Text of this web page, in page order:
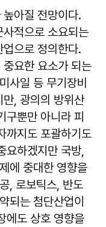
아질 전망이다.
적으로 소요되는
으로 정의한다.
요한 요소가 되는
사일 등 무기장비
, 광의의 방위산
구뿐만 아니라 피
까지도 포괄하기도
요하겠지만 국방,
에 중대한 영향을
, 로보틱스, 반도
되는 첨단산업이
에도 상호 영향을